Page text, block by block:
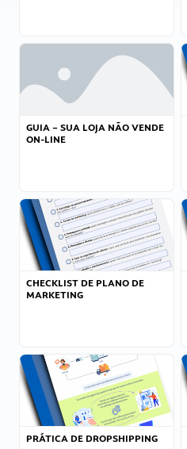
GUIA – SUA LOJA NÃO VENDE
ON-LINE
CHECKLIST DE PLANO DE
MARKETING
PRÁTICA DE DROPSHIPPING